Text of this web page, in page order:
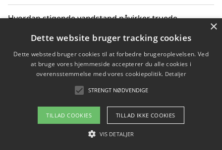
Hvordan stigende vandstand påvirker truede
Sådan vælger du de bedste vandrerygsække til
vandreture i Danmark
Copyright 2026 - Pilanto Aps
Om / kontakt
×
Dette website bruger tracking cookies
Dette websted bruger cookies til at forbedre brugeroplevelsen. Ved
at bruge vores hjemmeside accepterer du alle cookies i
overensstemmelse med vores cookiepolitik. Detaljer
STRENGT NØDVENDIGE
TILLAD COOKIES TILLAD IKKE COOKIES
VIS DETALJER